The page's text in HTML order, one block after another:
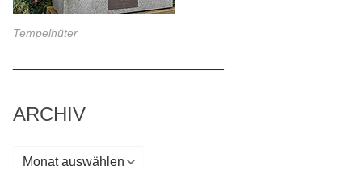
Tempelhüter
ARCHIV
Archiv